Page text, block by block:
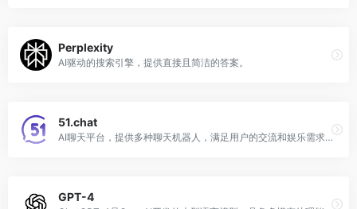
Perplexity
AI驱动的搜索引擎，提供直接且简洁的答案。
51.chat
AI聊天平台，提供多种聊天机器人，满足用户的交流和娱乐需求。
GPT-4